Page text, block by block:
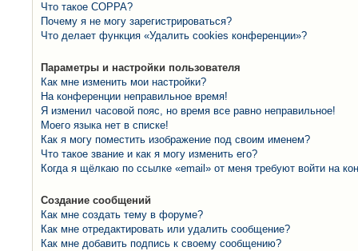
Что такое COPPA?
Почему я не могу зарегистрироваться?
Что делает функция «Удалить cookies конференции»?
Параметры и настройки пользователя
Как мне изменить мои настройки?
На конференции неправильное время!
Я изменил часовой пояс, но время все равно неправильное!
Моего языка нет в списке!
Как я могу поместить изображение под своим именем?
Что такое звание и как я могу изменить его?
Когда я щёлкаю по ссылке «email» от меня требуют войти на
Создание сообщений
Как мне создать тему в форуме?
Как мне отредактировать или удалить сообщение?
Как мне добавить подпись к своему сообщению?